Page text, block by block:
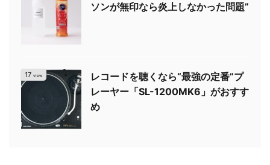
ソンが無印なら炎上しなかった問題”
17 view
レコードを聴くなら“最強の定番”プ
レーヤー「SL-1200MK6」がおすす
め